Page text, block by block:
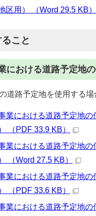
区用） （Word 29.5 KB）
こと
における道路予定地
道路予定地を使用する場
業における道路予定地の
（PDF 33.9 KB）
業における道路予定地の
（Word 27.5 KB）
業における道路予定地の
（PDF 33.6 KB）
業における道路予定地の